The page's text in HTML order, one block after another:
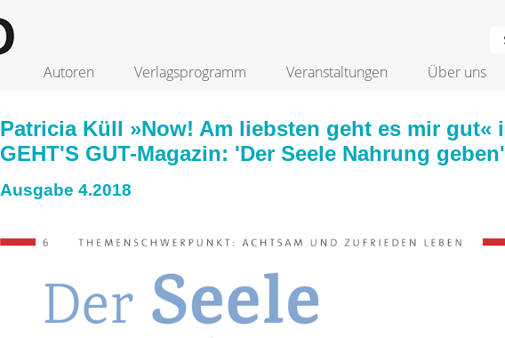
Autoren Verlagsprogramm Veranstaltungen Über uns
Patricia Küll »Now! Am liebsten geht es mir gut«
GEHT'S GUT-Magazin: 'Der Seele Nahrung geben'
Ausgabe 4.2018